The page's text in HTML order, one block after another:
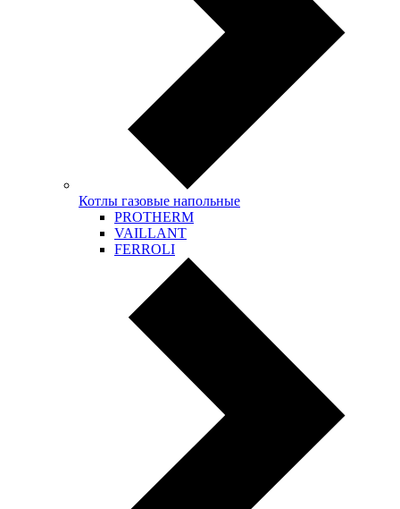
Котлы газовые напольные
PROTHERM
VAILLANT
FERROLI